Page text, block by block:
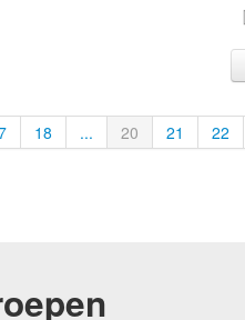
18 ... 20 21 22